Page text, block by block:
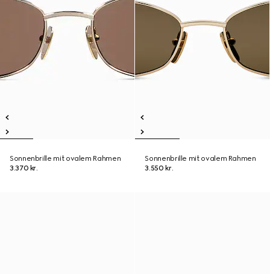
Sonnenbrille mit ovalem Rahmen
3.370 kr.
Sonnenbrille mit ovalem Rahmen
3.550 kr.